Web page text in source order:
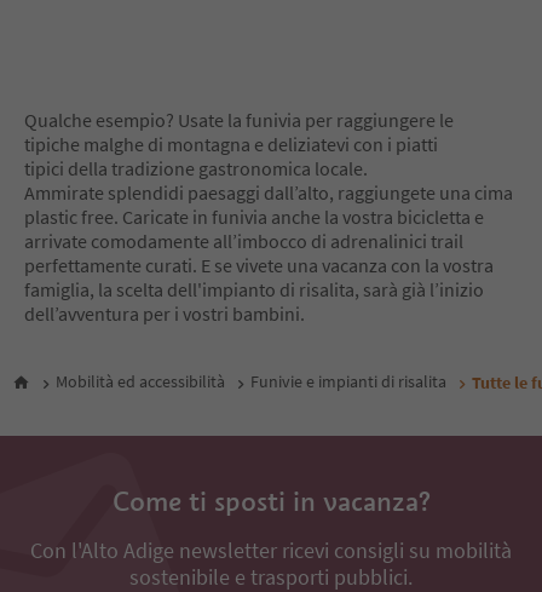
Qualche esempio? Usate la funivia per raggiungere le
tipiche malghe di montagna e deliziatevi con i piatti
tipici della tradizione gastronomica locale.
Ammirate splendidi paesaggi dall’alto, raggiungete una cima
plastic free. Caricate in funivia anche la vostra bicicletta e
arrivate comodamente all’imbocco di adrenalinici trail
perfettamente curati. E se vivete una vacanza con la vostra
famiglia, la scelta dell'impianto di risalita, sarà già l’inizio
dell’avventura per i vostri bambini.
Mobilità ed accessibilità Funivie e impianti di risalita Tutte le
Come ti sposti in vacanza?
Con l'Alto Adige newsletter ricevi consigli su mobilità
sostenibile e trasporti pubblici.